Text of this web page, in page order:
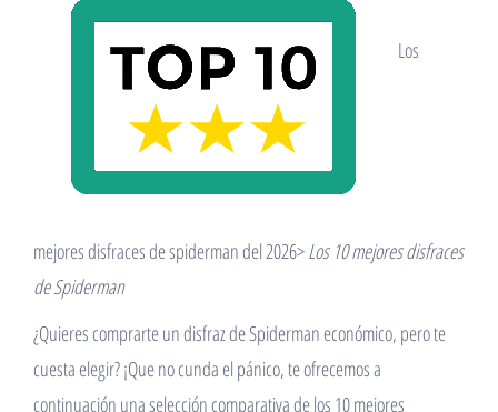
Los
mejores disfraces de spiderman del 2026>Los 10 mejores disfraces
de Spiderman
¿Quieres comprarte un disfraz de Spiderman económico, pero te
cuesta elegir? ¡Que no cunda el pánico, te ofrecemos a
continuación una selección comparativa de los 10 mejores